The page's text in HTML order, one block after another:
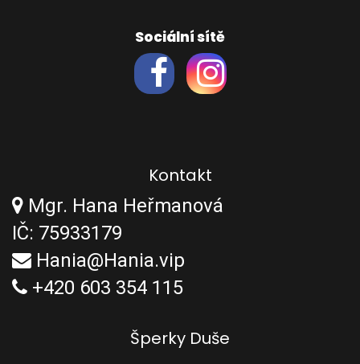
Sociální sítě
Kontakt
Mgr. Hana Heřmanová
IČ: 75933179
Hania@Hania.vip
+420 603 354 115
Šperky Duše